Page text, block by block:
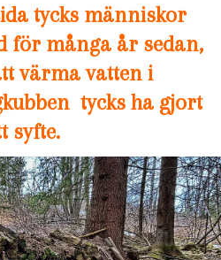
tycks människor
för många år sedan,
värma vatten i
tycks ha gjort
syfte.